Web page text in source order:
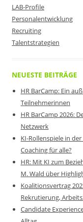
LAB-Profile
Personalentwicklung
Recruiting
Talentstrategien
NEUESTE BEITRÄGE
HR BarCamp: Ein
Teilnehmerinnen
HR BarCamp 2026:
Netzwerk
KI-Rollenspiele in
Coaching für alle?
HR: Mit KI zum
M. Wald über
Koalitionsvertrag
Rekrutierung,
Candidate